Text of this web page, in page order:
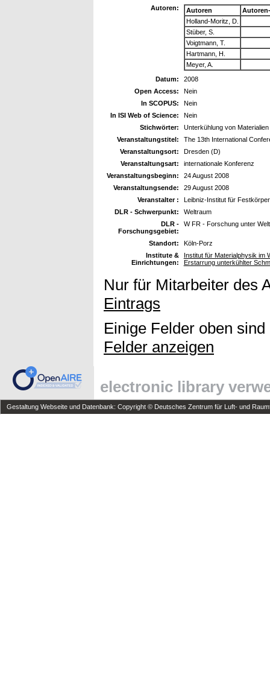
Autoren:
Autoren
Holland-Moritz, D.
Stüber, S.
Voigtmann, T.
Hartmann, H.
Meyer, A.
Datum:
2008
Open Access:
Nein
In SCOPUS:
Nein
In ISI Web of Science:
Nein
Stichwörter:
Unterkühlung von Materialien
Veranstaltungstitel:
The 13th International
Veranstaltungsort:
Dresden (D)
Veranstaltungsart:
internationale Konferenz
Veranstaltungsbeginn:
24 August 2008
Veranstaltungsende:
29 August 2008
Veranstalter :
Leibniz-Institut für
DLR - Schwerpunkt:
Weltraum
DLR -
Forschungsgebiet:
W FR - Forschung unter
Standort:
Köln-Porz
Institute &
Einrichtungen:
Institut für Materialphysik im
Erstarrung unterkühlter
Nur für Mitarbeiter des
Eintrags
Einige Felder oben
Felder anzeigen
electronic library
Gestaltung Webseite und Datenbank: Copyright © Deutsches Zentrum für Luft- und